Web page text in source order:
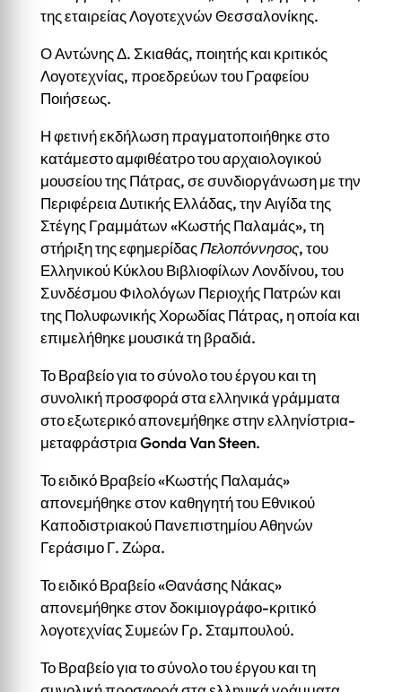
της εταιρείας Λογοτεχνών Θεσσαλονίκης.
Ο Αντώνης Δ. Σκιαθάς, ποιητής και κριτικός
Λογοτεχνίας, προεδρεύων του Γραφείου
Ποιήσεως.
Η φετινή εκδήλωση πραγματοποιήθηκε στο
κατάμεστο αμφιθέατρο του αρχαιολογικού
μουσείου της Πάτρας, σε συνδιοργάνωση με την
Περιφέρεια Δυτικής Ελλάδας, την Αιγίδα της
Στέγης Γραμμάτων «Κωστής Παλαμάς», τη
στήριξη της εφημερίδαςΠελοπόννησος, του
Ελληνικού Κύκλου Βιβλιοφίλων Λονδίνου, του
Συνδέσμου Φιλολόγων Περιοχής Πατρών και
της Πολυφωνικής Χορωδίας Πάτρας, η οποία και
επιμελήθηκε μουσικά τη βραδιά.
Το Βραβείο για το σύνολο του έργου και τη
συνολική προσφορά στα ελληνικά γράμματα
στο εξωτερικό απονεμήθηκε στην ελληνίστρια-
μεταφράστρια Gonda Van Steen.
Το ειδικό Βραβείο «Κωστής Παλαμάς»
απονεμήθηκε στον καθηγητή του Εθνικού
Καποδιστριακού Πανεπιστημίου Αθηνών
Γεράσιμο Γ. Ζώρα.
Το ειδικό Βραβείο «Θανάσης Νάκας»
απονεμήθηκε στον δοκιμιογράφο-κριτικό
λογοτεχνίας Συμεών Γρ. Σταμπουλού.
Το Βραβείο για το σύνολο του έργου και τη